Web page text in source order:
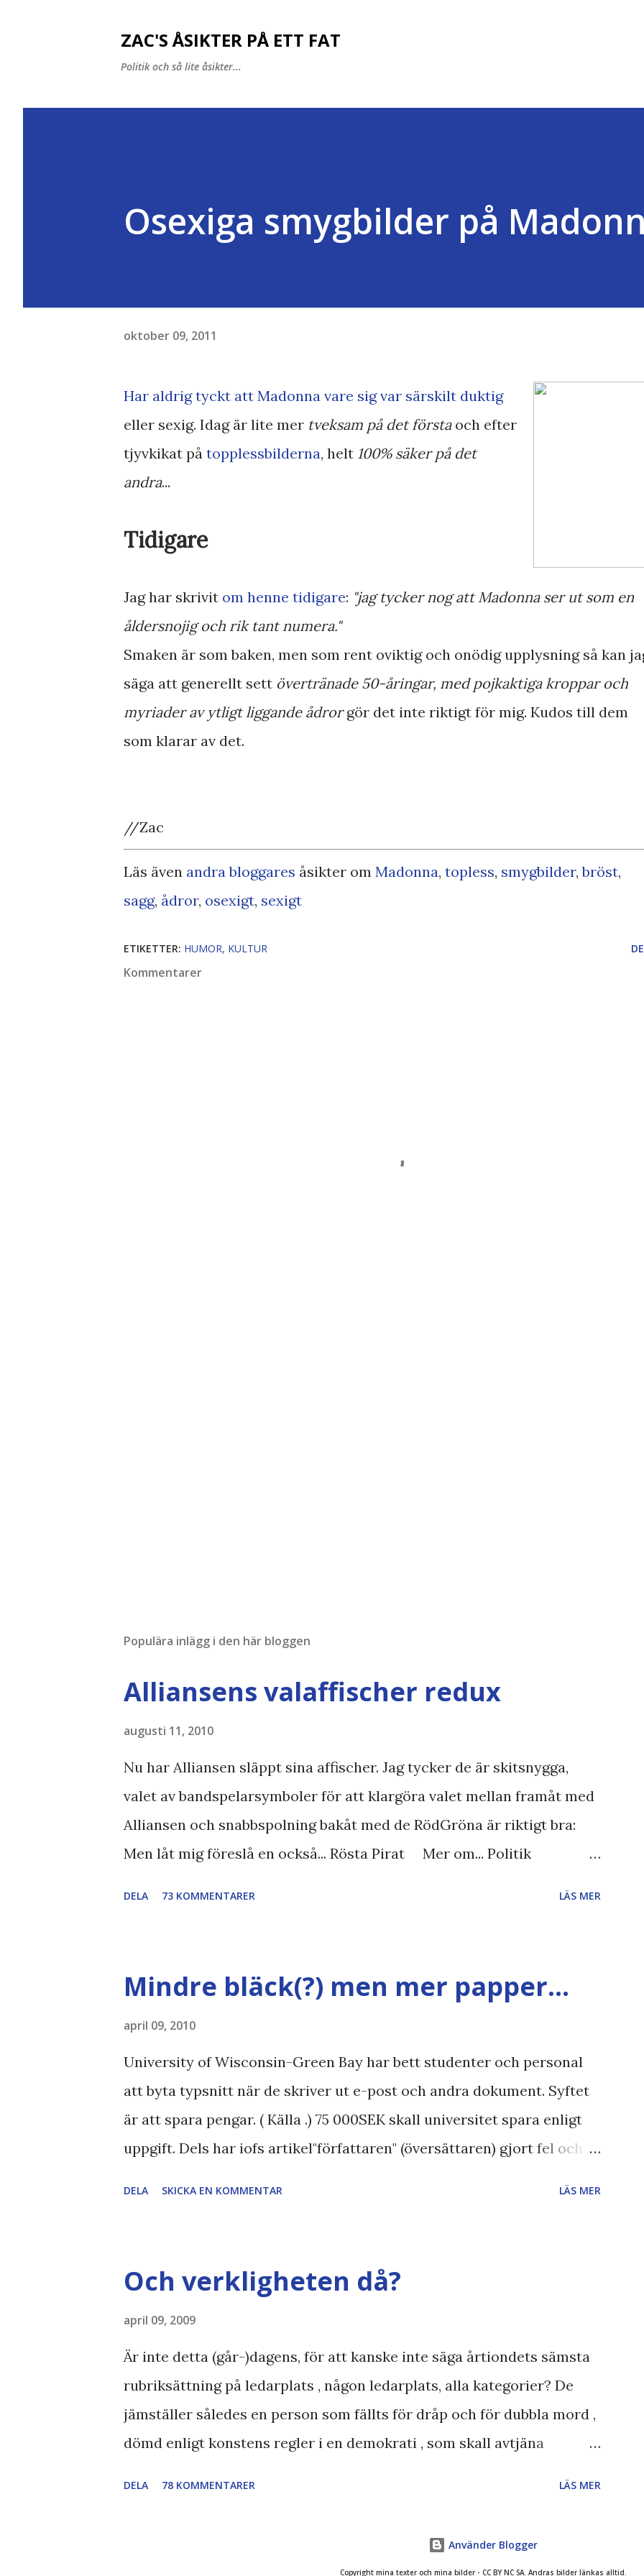
ZAC'S ÅSIKTER PÅ ETT FAT
Politik och så lite åsikter...
Osexiga smygbilder på
oktober 09, 2011
Har aldrig tyckt att Madonna vare sig var särskilt duktig
eller sexig. Idag är lite mer tveksam på det förstaoch efter
tjyvkikat på topplessbilderna, helt 100% säker på det
andra...
Tidigare
Jag har skrivit om henne tidigare: "jag tycker nog att Madonna ser ut som en
åldersnojig och rik tant numera."
Smaken är som baken, men som rent oviktig och onödig upplysning så kan
säga att generellt sett övertränade 50-åringar, med pojkaktiga kroppar och
myriader av ytligt liggande ådrorgör det inte riktigt för mig. Kudos till dem
som klarar av det.
//Zac
Läs även andra bloggares åsikter om Madonna, topless, smygbilder,bröst,
sagg, ådror, osexigt, sexigt
ETIKETTER: HUMOR KULTUR
Kommentarer
Populära inlägg i den här bloggen
Alliansens valaffischer redux
augusti 11, 2010
Nu har Alliansen släppt sina affischer. Jag tycker de är skitsnygga,
valet av bandspelarsymboler för att klargöra valet mellan framåt med
Alliansen och snabbspolning bakåt med de RödGröna är riktigt bra:
Men låt mig föreslå en också... Rösta Pirat Mer om... Politik
SvD , DN
DELA 73 KOMMENTARER LÄS MER
Mindre bläck(?) men mer papper...
april 09, 2010
University of Wisconsin-Green Bay har bett studenter och personal
att byta typsnitt när de skriver ut e-post och andra dokument. Syftet
är att spara pengar. ( Källa .) 75 000SEK skall universitet spara enligt
uppgift. Dels har iofs artikel"författaren" (översättaren) gjort fel och
bloggläsarundersökning Läs även andra bloggares åsikter om Century
Gothic , besparingar , Ecofont , klumpiga direktöversättningar ,
tonerbesparingar , typsnitt DN , Ex
DELA SKICKA EN KOMMENTAR LÄS MER
Och verkligheten då?
april 09, 2009
Är inte detta (går-)dagens, för att kanske inte säga årtiondets sämsta
rubriksättning på ledarplats , någon ledarplats, alla kategorier? De
jämställer således en person som fällts för dråp och för dubbla mord ,
dömd enligt konstens regler i en demokrati , som skall avtjäna
Nyhetstorken , men var tvungen att kolla upp om det verkligen var
DELA 78 KOMMENTARER LÄS MER
Använder Blogger
Copyright mina texter och mina bilder - CC BY NC SA. Andras bilder länkas alltid.